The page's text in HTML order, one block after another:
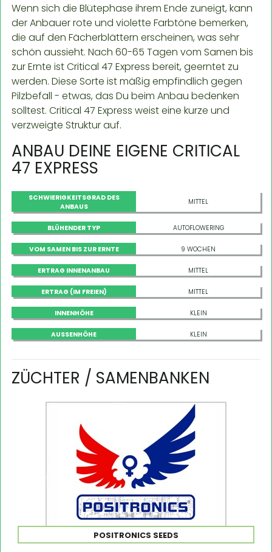
Wenn sich die Blütephase ihrem Ende zuneigt, kann
der Anbauer rote und violette Farbtöne bemerken,
die auf den Fächerblättern erscheinen, was sehr
schön aussieht. Nach 60-65 Tagen vom Samen bis
zur Ernte ist Critical 47 Express bereit, geerntet zu
werden. Diese Sorte ist mäßig empfindlich gegen
Pilzbefall - etwas, das Du beim Anbau bedenken
solltest. Critical 47 Express weist eine kurze und
verzweigte Struktur auf.
ANBAU DEINE EIGENE CRITICAL
47 EXPRESS
SCHWIERIGKEITSGRAD DES
ANBAUS
MITTEL
BLÜHENDER TYP AUTOFLOWERING
VOM SAMEN BIS ZUR ERNTE 9 WOCHEN
ERTRAG INNENANBAU MITTEL
ERTRAG (IM FREIEN) MITTEL
INNENHÖHE KLEIN
AUSSENHÖHE KLEIN
ZÜCHTER / SAMENBANKEN
POSITRONICS SEEDS